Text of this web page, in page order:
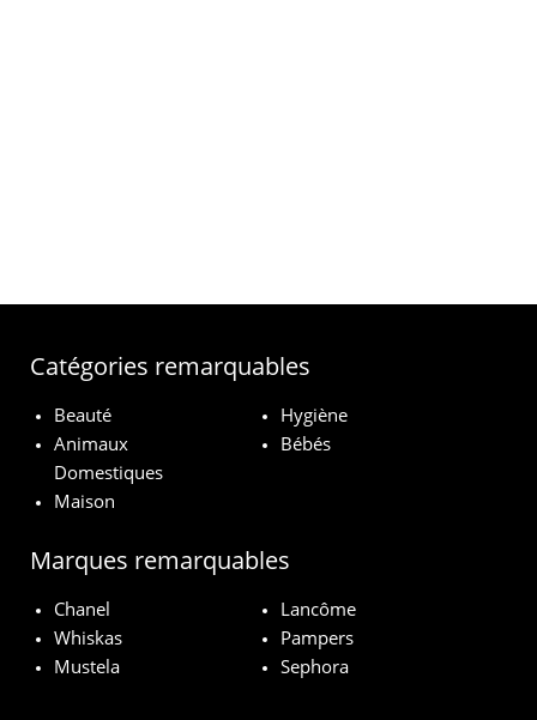
Catégories remarquables
Beauté
Hygiène
Animaux
Domestiques
Bébés
Maison
Marques remarquables
Chanel
Lancôme
Whiskas
Pampers
Mustela
Sephora